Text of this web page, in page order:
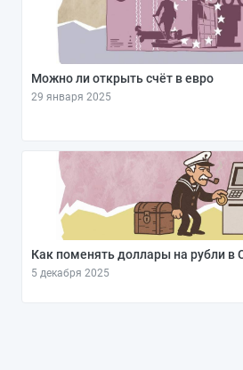
Можно ли открыть счёт в евро
29 января 2025
Как поменять доллары на рубли в
5 декабря 2025